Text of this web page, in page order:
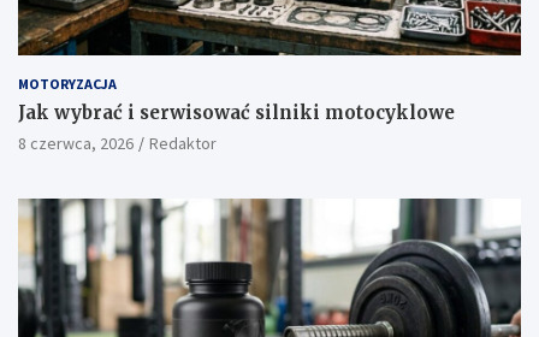
MOTORYZACJA
Jak wybrać i serwisować silniki motocyklowe
8 czerwca, 2026 Redaktor